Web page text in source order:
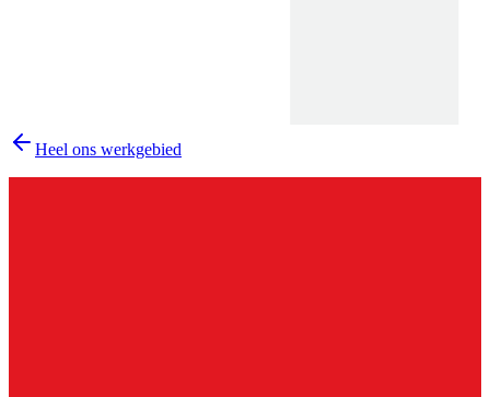
Heel ons werkgebied